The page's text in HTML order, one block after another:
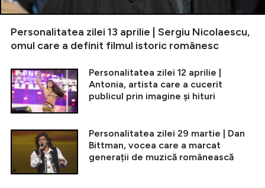
Personalitatea zilei 13 aprilie | Sergiu Nicolaescu,
omul care a definit filmul istoric românesc
Personalitatea zilei 12 aprilie |
Antonia, artista care a cucerit
publicul prin imagine și hituri
Personalitatea zilei 29 martie | Dan
Bittman, vocea care a marcat
generații de muzică românească